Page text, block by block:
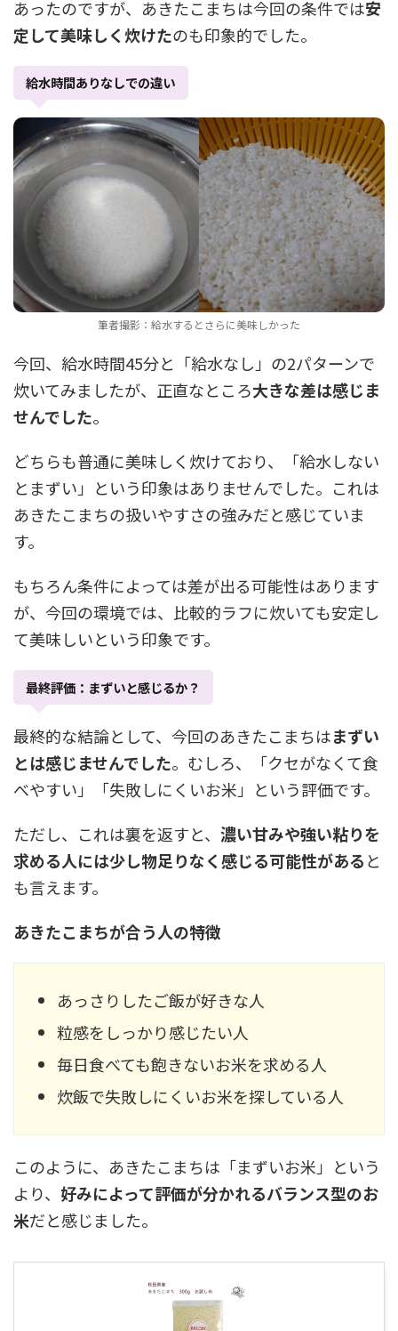
あったのですが、あきたこまちは今回の条件では安
定して美味しく炊けたのも印象的でした。
給水時間ありなしでの違い
筆者撮影：給水するとさらに美味しかった
今回、給水時間45分と「給水なし」の2パターンで
炊いてみましたが、正直なところ大きな差は感じま
せんでした。
どちらも普通に美味しく炊けており、「給水しない
とまずい」という印象はありませんでした。これは
あきたこまちの扱いやすさの強みだと感じていま
す。
もちろん条件によっては差が出る可能性はあります
が、今回の環境では、比較的ラフに炊いても安定し
て美味しいという印象です。
最終評価：まずいと感じるか？
最終的な結論として、今回のあきたこまちはまずい
とは感じませんでした。むしろ、「クセがなくて食
べやすい」「失敗しにくいお米」という評価です。
ただし、これは裏を返すと、 濃い甘みや強い粘りを
求める人には少し物足りなく感じる可能性があると
も言えます。
あきたこまちが合う人の特徴
あっさりしたご飯が好きな人
粒感をしっかり感じたい人
毎日食べても飽きないお米を求める人
炊飯で失敗しにくいお米を探している人
このように、あきたこまちは「まずいお米」という
より、 好みによって評価が分かれるバランス型のお
米だと感じました。